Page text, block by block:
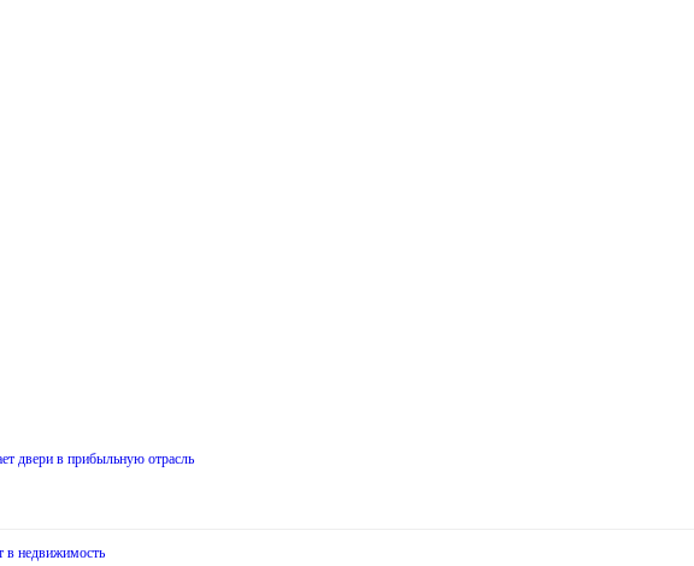
двери в прибыльную отрасль
в недвижимость